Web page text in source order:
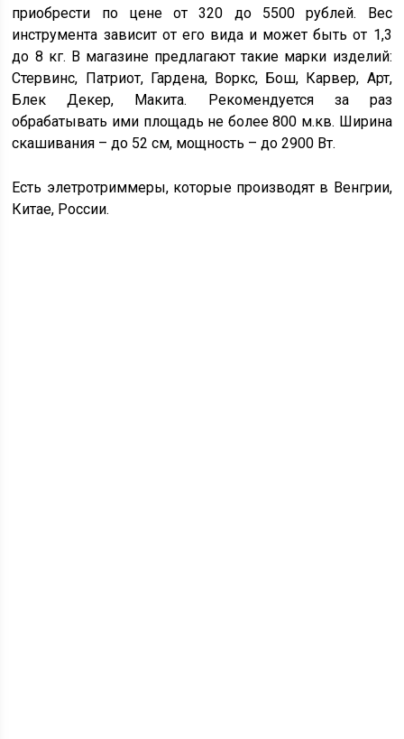
приобрести по цене от 320 до 5500 рублей. Вес
инструмента зависит от его вида и может быть от 1,3
до 8 кг. В магазине предлагают такие марки изделий:
Стервинс, Патриот, Гардена, Воркс, Бош, Карвер, Арт,
Блек Декер, Макита. Рекомендуется за раз
обрабатывать ими площадь не более 800 м.кв. Ширина
скашивания – до 52 см, мощность – до 2900 Вт.
Есть элетротриммеры, которые производят в Венгрии,
Китае, России.